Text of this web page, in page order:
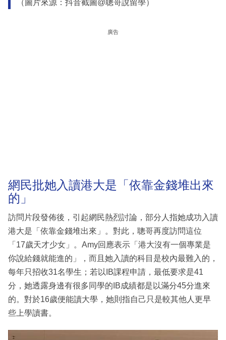
（圖片來源：抖音截圖@聰哥說留學）
廣告
網民批她入讀港大是「依靠金錢堆出來
的」
訪問片段發佈後，引起網民熱烈討論，部分人指她成功入讀
港大是「依靠金錢堆出來」。對此，聰哥再度訪問這位
「17歲天才少女」。Amy回應表示「港大沒有一個專業是
你說給錢就能進的」，而且她入讀的科目是校內最難入的，
每年只招收31名學生；若以IB課程申請，最低要求是41
分，她透露身邊有很多同學的IB成績都是以滿分45分進來
的。對於16歲便能讀大學，她則指自己只是較其他人更早
些上學讀書。